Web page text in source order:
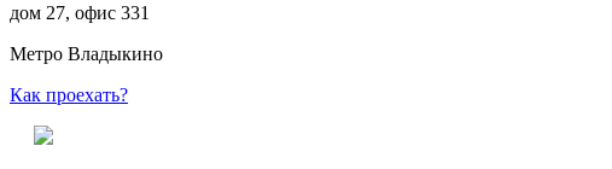
дом 27, офис 331
Метро Владыкино
Как проехать?